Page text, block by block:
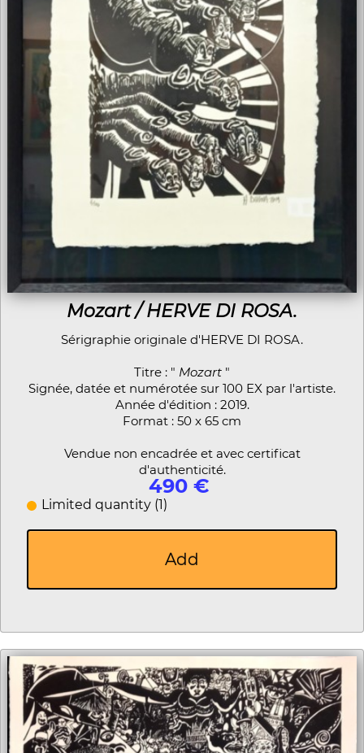
Mozart / HERVE DI ROSA.
Sérigraphie originale d'HERVE DI ROSA.
Titre : " Mozart "
Signée, datée et numérotée sur 100 EX par l'artiste.
Année d'édition : 2019.
Format : 50 x 65 cm
Vendue non encadrée et avec certificat
d'authenticité.
490 €
Limited quantity (1)
Add